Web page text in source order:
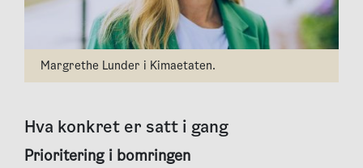
Margrethe Lunder i Kimaetaten.
Hva konkret er satt i gang
Prioritering i bomringen